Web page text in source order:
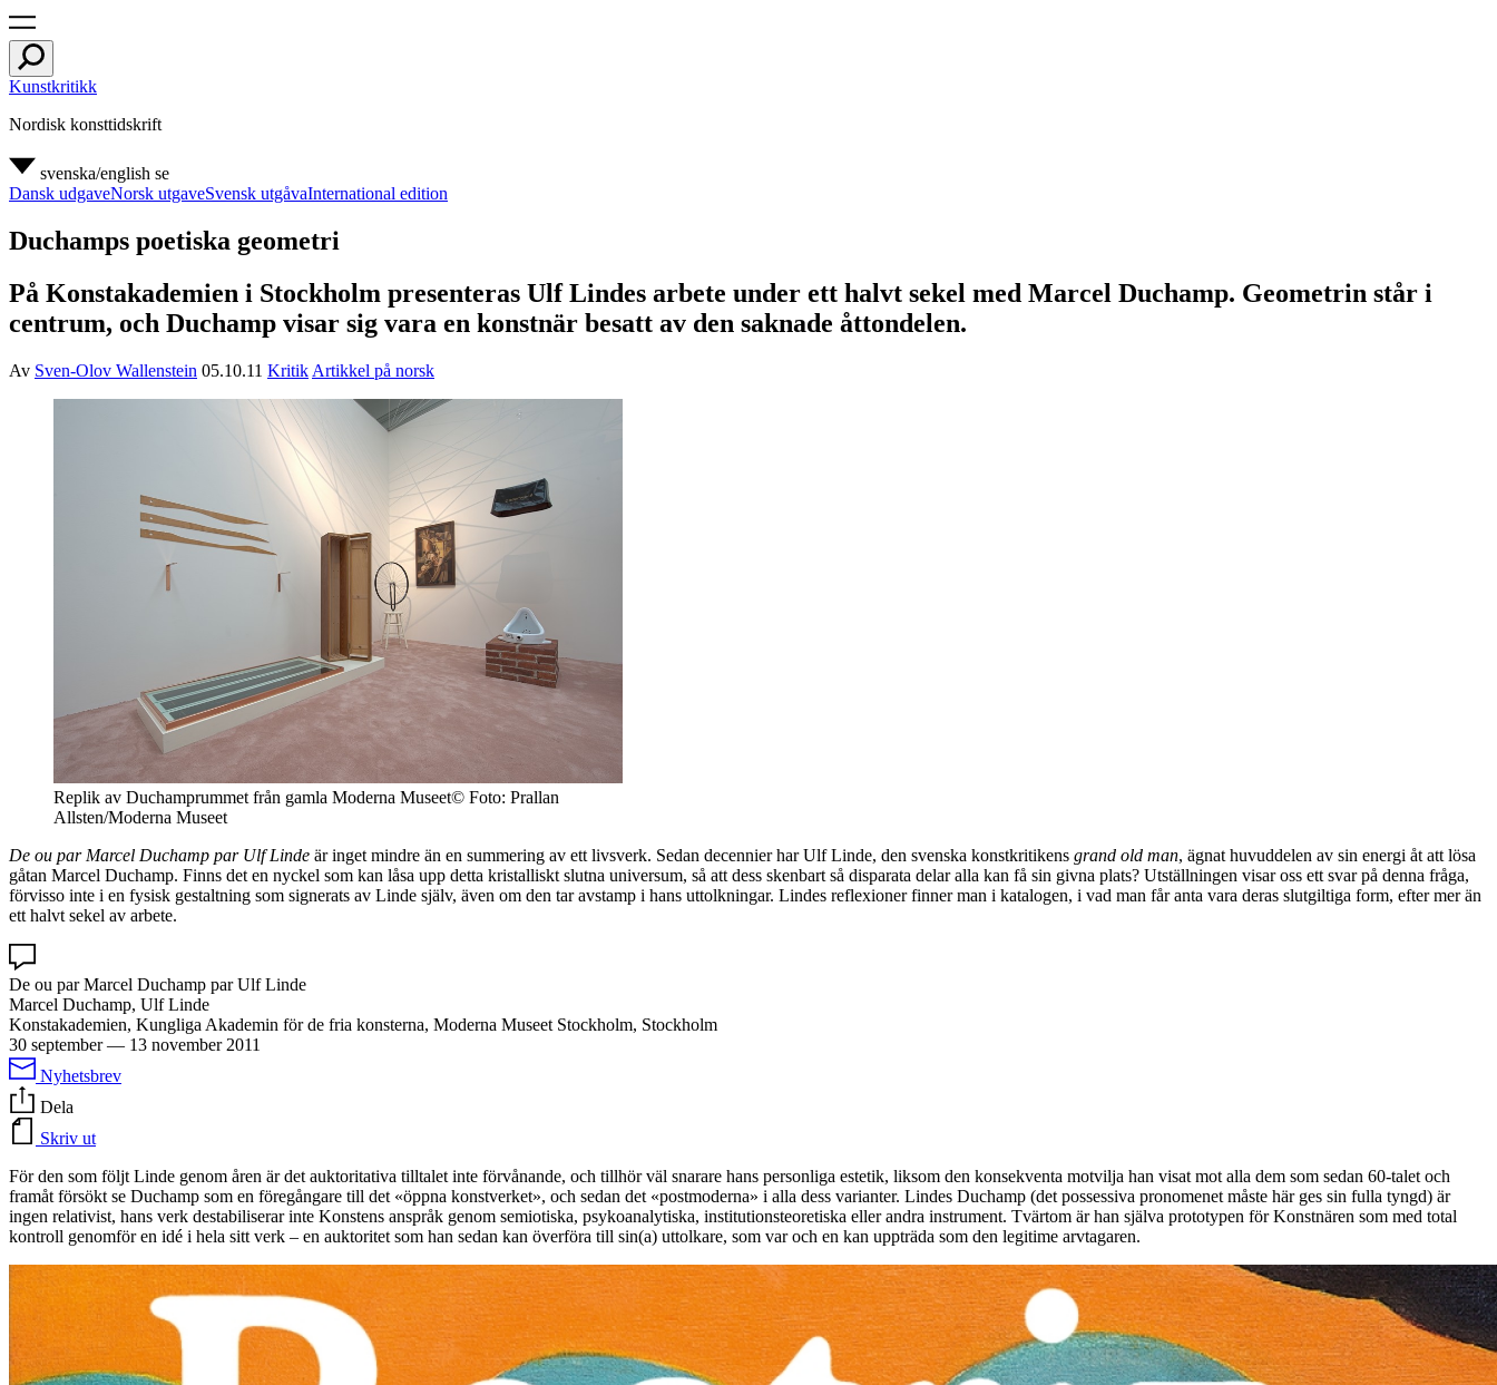
Kunstkritikk
Nordisk konsttidskrift
svenska/english se
Dansk udgaveNorsk utgaveSvensk utgåvaInternational edition
Duchamps poetiska geometri
På Konstakademien i Stockholm presenteras Ulf Lindes arbete under ett halvt sekel med Marcel Duchamp. Geometrin står i
centrum, och Duchamp visar sig vara en konstnär besatt av den saknade åttondelen.
Av Sven-Olov Wallenstein 05.10.11 Kritik Artikkel på norsk
Replik av Duchamprummet från gamla Moderna Museet© Foto: Prallan
Allsten/Moderna Museet
De ou par Marcel Duchamp par Ulf Linde är inget mindre än en summering av ett livsverk. Sedan decennier har Ulf Linde, den svenska konstkritikens grand old man, ägnat huvuddelen av sin energi åt att lösa
gåtan Marcel Duchamp. Finns det en nyckel som kan låsa upp detta kristalliskt slutna universum, så att dess skenbart så disparata delar alla kan få sin givna plats? Utställningen visar oss ett svar på denna fråga,
förvisso inte i en fysisk gestaltning som signerats av Linde själv, även om den tar avstamp i hans uttolkningar. Lindes reflexioner finner man i katalogen, i vad man får anta vara deras slutgiltiga form, efter mer än
ett halvt sekel av arbete.
De ou par Marcel Duchamp par Ulf Linde
Marcel Duchamp, Ulf Linde
Konstakademien, Kungliga Akademin för de fria konsterna, Moderna Museet Stockholm, Stockholm
30 september— 13 november 2011
Nyhetsbrev
Dela
Skriv ut
För den som följt Linde genom åren är det auktoritativa tilltalet inte förvånande, och tillhör väl snarare hans personliga estetik, liksom den konsekventa motvilja han visat mot alla dem som sedan 60-talet och
framåt försökt se Duchamp som en föregångare till det «öppna konstverket», och sedan det «postmoderna» i alla dess varianter. Lindes Duchamp (det possessiva pronomenet måste här ges sin fulla tyngd) är
ingen relativist, hans verk destabiliserar inte Konstens anspråk genom semiotiska, psykoanalytiska, institutionsteoretiska eller andra instrument. Tvärtom är han själva prototypen för Konstnären som med total
kontroll genomför en idé i hela sitt verk – en auktoritet som han sedan kan överföra till sin(a) uttolkare, som var och en kan uppträda som den legitime arvtagaren.